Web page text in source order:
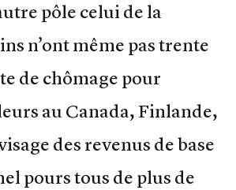
pôle celui de la
n’ont même pas trente
de chômage pour
au Canada, Finlande,
des revenus de base
pours tous de plus de